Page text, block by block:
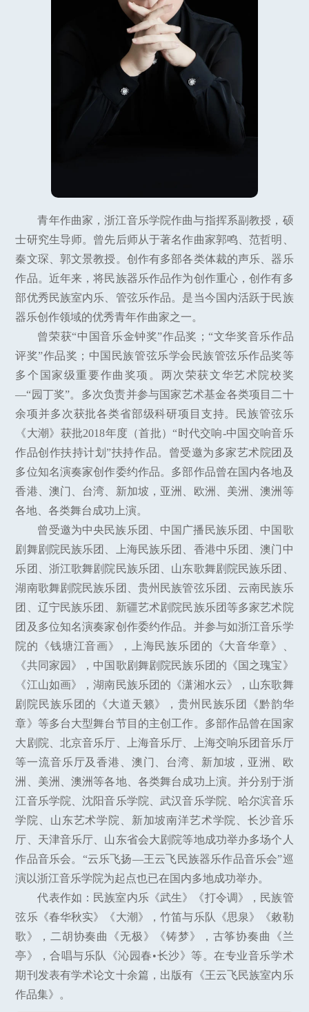
青年作曲家，浙江音乐学院作曲与指挥系副教授，硕
士研究生导师。曾先后师从于著名作曲家郭鸣、范哲明、
秦文琛、郭文景教授。创作有多部各类体裁的声乐、器乐
作品。近年来，将民族器乐作品作为创作重心，创作有多
部优秀民族室内乐、管弦乐作品。是当今国内活跃于民族
器乐创作领域的优秀青年作曲家之一。
曾荣获“中国音乐金钟奖”作品奖；“文华奖音乐作品
评奖”作品奖；中国民族管弦乐学会民族管弦乐作品奖等
多个国家级重要作曲奖项。两次荣获文华艺术院校奖
—“园丁奖”。多次负责并参与国家艺术基金各类项目二十
余项并多次获批各类省部级科研项目支持。民族管弦乐
《大潮》获批2018年度（首批）“时代交响-中国交响音乐
作品创作扶持计划”扶持作品。曾受邀为多家艺术院团及
多位知名演奏家创作委约作品。多部作品曾在国内各地及
香港、澳门、台湾、新加坡，亚洲、欧洲、美洲、澳洲等
各地、各类舞台成功上演。
曾受邀为中央民族乐团、中国广播民族乐团、中国歌
剧舞剧院民族乐团、上海民族乐团、香港中乐团、澳门中
乐团、浙江歌舞剧院民族乐团、山东歌舞剧院民族乐团、
湖南歌舞剧院民族乐团、贵州民族管弦乐团、云南民族乐
团、辽宁民族乐团、新疆艺术剧院民族乐团等多家艺术院
团及多位知名演奏家创作委约作品。并参与如浙江音乐学
院的《钱塘江音画》，上海民族乐团的《大音华章》、
《共同家园》，中国歌剧舞剧院民族乐团的《国之瑰宝》
《江山如画》，湖南民族乐团的《潇湘水云》，山东歌舞
剧院民族乐团的《大道天籁》，贵州民族乐团《黔韵华
章》等多台大型舞台节目的主创工作。多部作品曾在国家
大剧院、北京音乐厅、上海音乐厅、上海交响乐团音乐厅
等一流音乐厅及香港、澳门、台湾、新加坡，亚洲、欧
洲、美洲、澳洲等各地、各类舞台成功上演。并分别于浙
江音乐学院、沈阳音乐学院、武汉音乐学院、哈尔滨音乐
学院、山东艺术学院、新加坡南洋艺术学院、长沙音乐
厅、天津音乐厅、山东省会大剧院等地成功举办多场个人
作品音乐会。“云乐飞扬—王云飞民族器乐作品音乐会”巡
演以浙江音乐学院为起点也已在国内多地成功举办。
代表作如：民族室内乐《武生》《打令调》，民族管
弦乐《春华秋实》《大潮》，竹笛与乐队《思泉》《敕勒
歌》，二胡协奏曲《无极》《铸梦》，古筝协奏曲《兰
亭》，合唱与乐队《沁园春•长沙》等。在专业音乐学术
期刊发表有学术论文十余篇，出版有《王云飞民族室内乐
作品集》。